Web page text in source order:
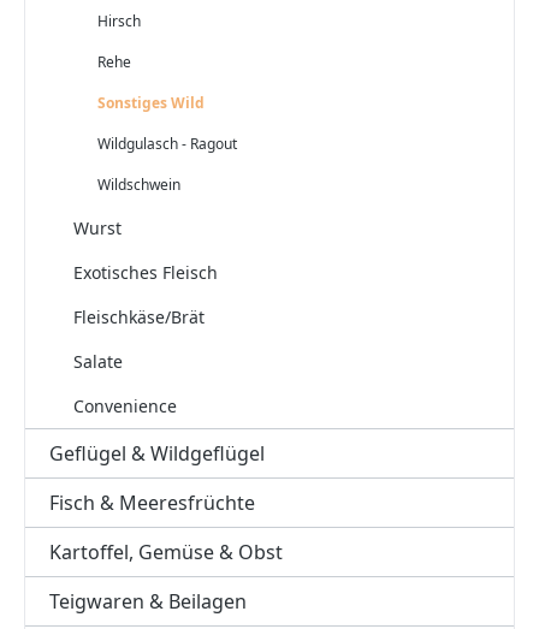
Hirsch
Rehe
Sonstiges Wild
Wildgulasch - Ragout
Wildschwein
Wurst
Exotisches Fleisch
Fleischkäse/Brät
Salate
Convenience
Geflügel & Wildgeflügel
Fisch & Meeresfrüchte
Kartoffel, Gemüse & Obst
Teigwaren & Beilagen